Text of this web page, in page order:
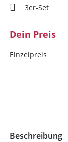
3er-Set
Dein Preis
Einzelpreis
Beschreibung